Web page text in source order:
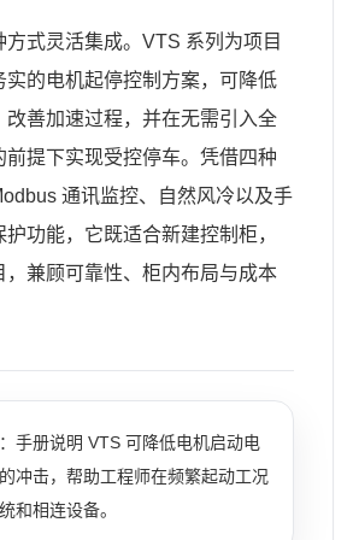
式灵活集成。VTS 系列为项目
实的电机起停控制方案，可降低
改善加速过程，并在无需引入全
前提下实现受控停车。凭借四种
通讯监控、自然风冷以及手
功能，它既适合新建控制柜，
，兼顾可靠性、柜内布局与成本
手册说明 VTS 可降低电机启动电
冲击，帮助工程师在频繁起动工况
和相连设备。